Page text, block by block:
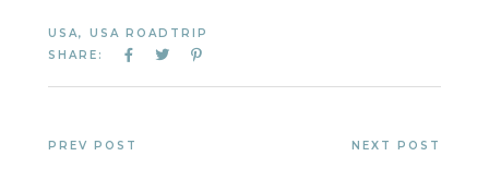
USA, USA ROADTRIP
SHARE:
PREV POST NEXT POST